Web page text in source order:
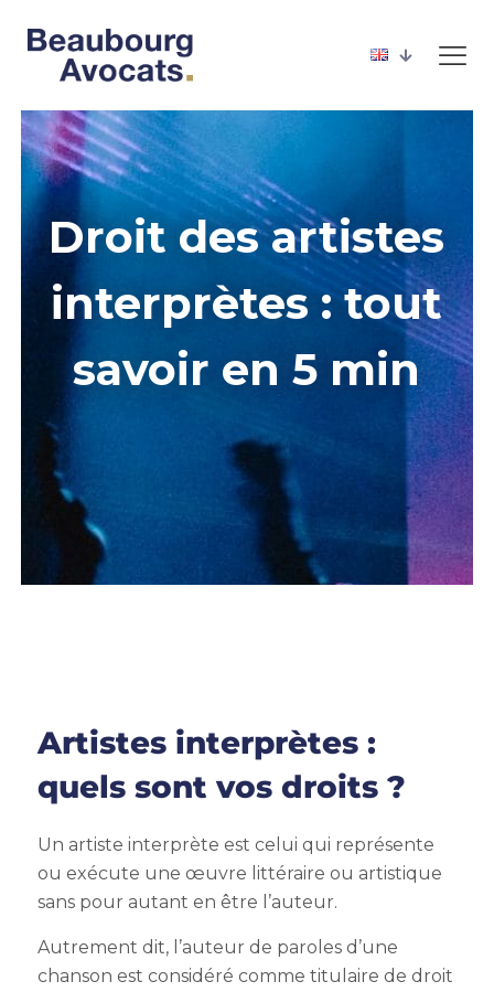
Droit des artistes
interprètes : tout
savoir en 5 min
Artistes interprètes :
quels sont vos droits ?
Un artiste interprète est celui qui représente
ou exécute une œuvre littéraire ou artistique
sans pour autant en être l’auteur.
Autrement dit, l’auteur de paroles d’une
chanson est considéré comme titulaire de droit